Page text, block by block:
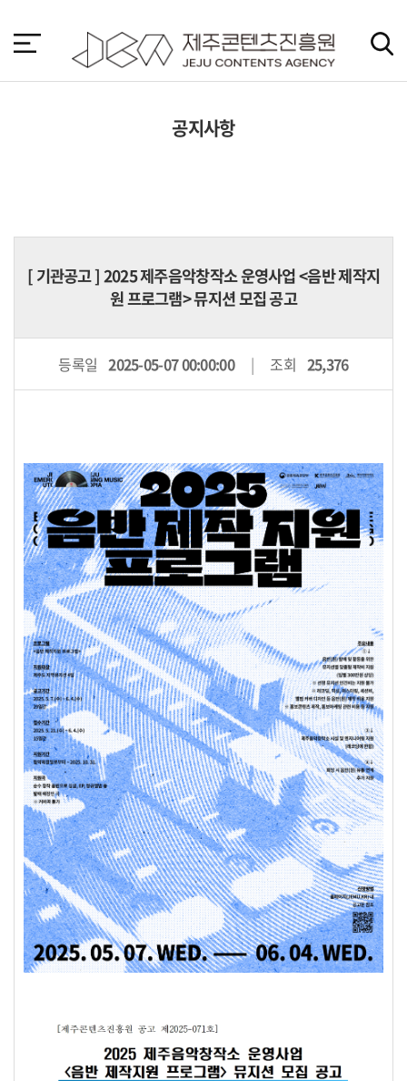
바
가
공지사항
[기관공고] 2025 제주음악창작소 운영사업 <음반 제작지
원 프로그램> 뮤지션 모집 공고
등록일 2025-05-07 00:00:00 조회 25,376